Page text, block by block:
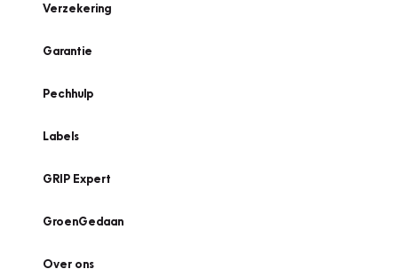
Verzekering
Garantie
Pechhulp
Labels
GRIP Expert
GroenGedaan
Over ons